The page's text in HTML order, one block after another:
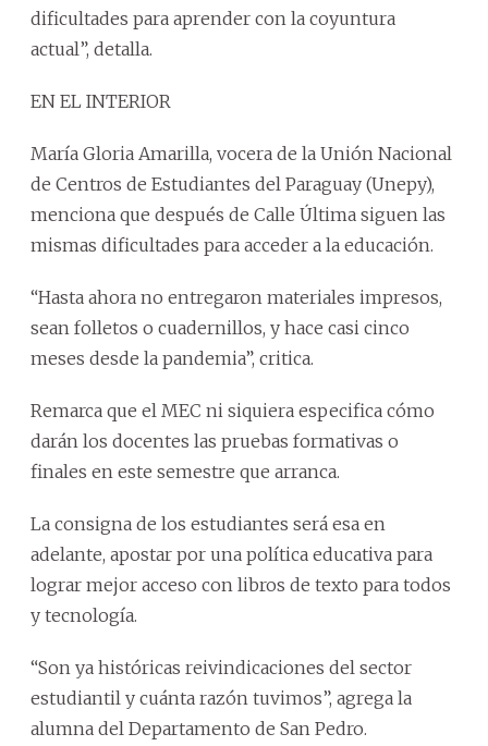
dificultades para aprender con la coyuntura
actual”, detalla.
EN EL INTERIOR
María Gloria Amarilla, vocera de la Unión Nacional
de Centros de Estudiantes del Paraguay (Unepy),
menciona que después de Calle Última siguen las
mismas dificultades para acceder a la educación.
“Hasta ahora no entregaron materiales impresos,
sean folletos o cuadernillos, y hace casi cinco
meses desde la pandemia”, critica.
Remarca que el MEC ni siquiera especifica cómo
darán los docentes las pruebas formativas o
finales en este semestre que arranca.
La consigna de los estudiantes será esa en
adelante, apostar por una política educativa para
lograr mejor acceso con libros de texto para todos
y tecnología.
“Son ya históricas reivindicaciones del sector
estudiantil y cuánta razón tuvimos”, agrega la
alumna del Departamento de San Pedro.